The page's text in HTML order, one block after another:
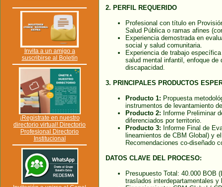
Invita a un amigo a
suscribirse al Boletín
¡Registrate en nuestro
directorio virtual! Directorio
Profesional Directorio
Institucional
2. PERFIL REQUERIDO
Profesional con título en
Salud Pública o ramas afines
Experiencia demostrada en
social y salud comunitaria.
Experiencia de trabajo
salud mental infantil, enfoque de
discapacidad.
3. PRINCIPALES PRODUCTOS
Producto 1: Propuesta
instrumentos de levantamiento
Producto 2: Informe Preliminar
diferenciados por territorio.
Producto 3: Informe Final de
lineamientos de CBM Global) y
Recomendaciones co-diseñado
DATOS CLAVE DEL PROCESO:
Presupuesto Total: 40.000 BOB
traslados interdepartamentales